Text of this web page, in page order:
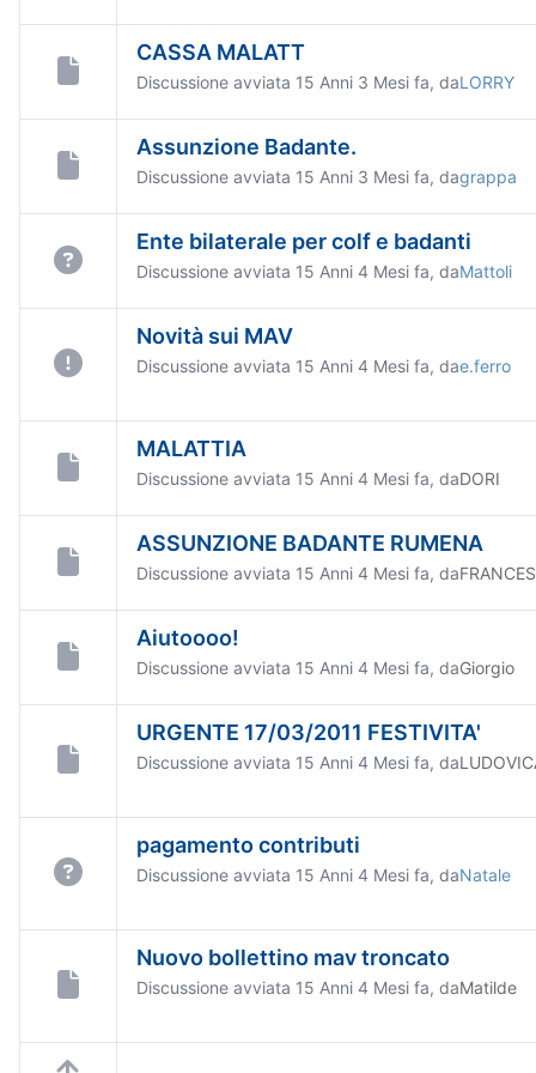
CASSA MALATT
Discussione avviata 15 Anni 3 Mesi fa, daLORRY
Assunzione Badante.
Discussione avviata 15 Anni 3 Mesi fa, dagrappa
Ente bilaterale per colf e badanti
Discussione avviata 15 Anni 4 Mesi fa, daMattoli
Novità sui MAV
Discussione avviata 15 Anni 4 Mesi fa, dae.ferro
MALATTIA
Discussione avviata 15 Anni 4 Mesi fa, daDORI
ASSUNZIONE BADANTE RUMENA
Discussione avviata 15 Anni 4 Mesi fa, da
Aiutoooo!
Discussione avviata 15 Anni 4 Mesi fa, daGiorgio
URGENTE 17/03/2011 FESTIVITA'
Discussione avviata 15 Anni 4 Mesi fa, da
pagamento contributi
Discussione avviata 15 Anni 4 Mesi fa, daNatale
Nuovo bollettino mav troncato
Discussione avviata 15 Anni 4 Mesi fa, daMatilde